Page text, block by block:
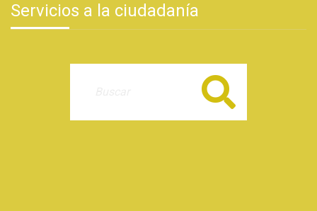
Servicios a la ciudadanía
Buscar